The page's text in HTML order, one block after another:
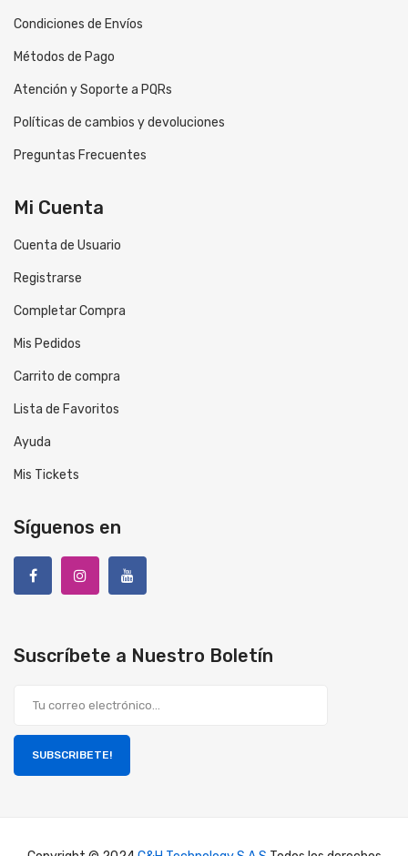
Condiciones de Envíos
Métodos de Pago
Atención y Soporte a PQRs
Políticas de cambios y devoluciones
Preguntas Frecuentes
Mi Cuenta
Cuenta de Usuario
Registrarse
Completar Compra
Mis Pedidos
Carrito de compra
Lista de Favoritos
Ayuda
Mis Tickets
Síguenos en
Suscríbete a Nuestro Boletín
SUBSCRIBETE!